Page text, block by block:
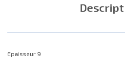
Epaisseur 9